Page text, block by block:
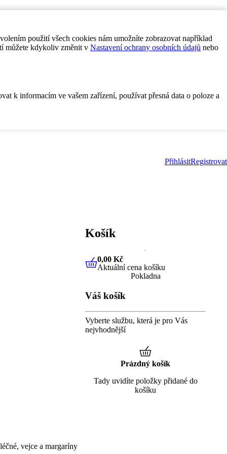
použití všech cookies nám umožníte zobrazovat například
můžete kdykoliv změnit v Nastavení ochrany osobních údajů nebo
k informacím ve vašem zařízení, používat přesná data o poloze a
PřihlásitRegistrovat
vejce a margaríny
Košík
0,00 KčAktuální cena košíku
0,00 Kč
Aktuální cena košíku
Pokladna
Váš košík
Vyberte službu, která je pro Vás
nejvhodnější
Prázdný košík
Tady uvidíte položky přidané do
košíku